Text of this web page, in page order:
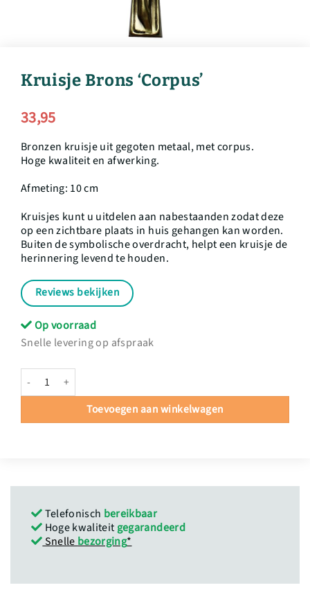
Kruisje Brons ‘Corpus’
33,95
Bronzen kruisje uit gegoten metaal, met corpus.
Hoge kwaliteit en afwerking.
Afmeting: 10 cm
Kruisjes kunt u uitdelen aan nabestaanden zodat deze
op een zichtbare plaats in huis gehangen kan worden.
Buiten de symbolische overdracht, helpt een kruisje de
herinnering levend te houden.
Reviews bekijken
Op voorraad
Snelle levering op afspraak
Kruisje Brons 'Corpus' hoeveelheid
Toevoegen aan winkelwagen
Telefonisch bereikbaar
Hoge kwaliteitgegarandeerd
Snelle bezorging*